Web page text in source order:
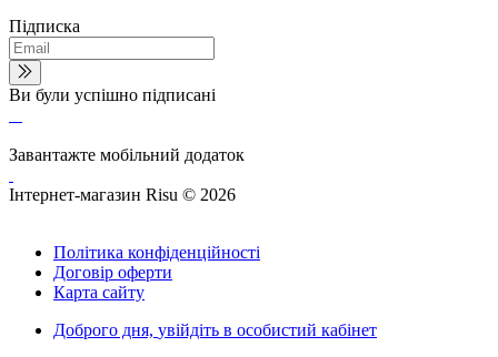
Підписка
Ви були успішно підписані
Завантажте мобільний додаток
Інтернет-магазин Risu © 2026
Політика конфіденційності
Договір оферти
Карта сайту
Доброго дня, увійдіть в особистий кабінет